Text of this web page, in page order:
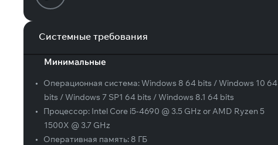
Системные требования
Минимальные
• Операционная система:Windows 8 64 bits / Windows 10 64
bits / Windows 7 SP1 64 bits / Windows 8.1 64 bits
•
Процессор: Intel Core i5-4690 @ 3.5 GHz or AMD Ryzen 5
1500X @ 3.7 GHz
•
Оперативная память: 8 ГБ